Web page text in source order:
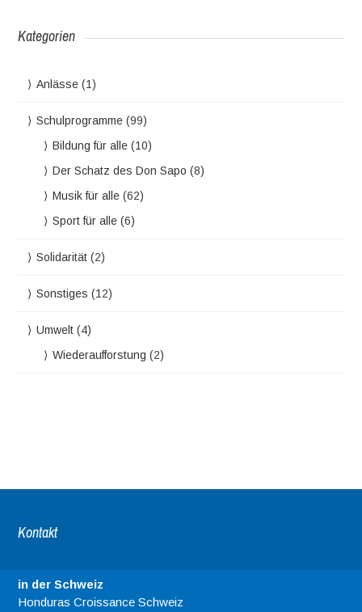
Kategorien
Anlässe (1)
Schulprogramme (99)
Bildung für alle (10)
Der Schatz des Don Sapo (8)
Musik für alle (62)
Sport für alle (6)
Solidarität (2)
Sonstiges (12)
Umwelt (4)
Wiederaufforstung (2)
Kontakt
in der Schweiz
Honduras Croissance Schweiz